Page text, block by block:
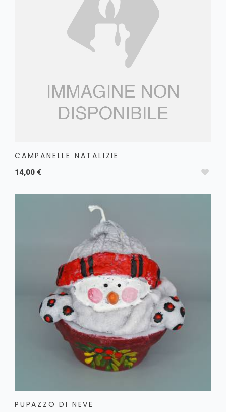
CAMPANELLE NATALIZIE
14,00 €
PUPAZZO DI NEVE